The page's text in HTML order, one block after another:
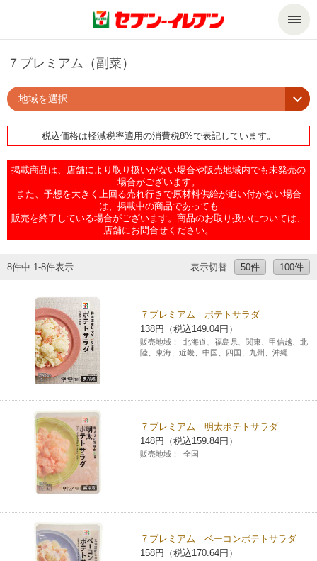
商品のご案内
商品のご案内トップ
今週の新商品
商品カテゴリ一覧
食の安全・安心への取組み
ギフト
プリペイドカード・金券
ニンテンドー・ダウンロードカード
セール・キャンペーン
サービス
nanacoトップ
マルチコピー機でできることトップ
コピー
プリント
スキャン
ファクス
チケット
プリペイドサービス
便利なサービス
宅配便
切手・はがき・印紙
セブン銀行ATM
ご利用可能なお支払い方法
各種料金のお支払い
スマホプリペイド
チケットサービス
セブンチケット
チケットぴあ
イープラス
CNプレイガイド
セブン‐イレブンでお受取り
タワーレコード
セブンネットショッピング
停電時のサービス停止のお知らせ
企業情報トップ
ニュースリリース
ごあいさつ
企業理念
会社概要
貸借対照表・損益計算書
売上高、店舗数推移
私たちの取組み
サステナビリティ
サステナビリティトップ
セブン＆アイ・ホールディングスの重点課題
サステナビリティ活動基本方針
サステナビリティ推進体制
GREEN CHALLENGE 2050
サステナビリティニュース
加盟店オーナー募集
店舗検索
ネットショッピング
お問い合わせ
Language
English (Services)
中文[繁體字](服務)
７プレミアム（副菜）
地域を選択
税込価格は軽減税率適用の消費税8%で表記しています。
掲載商品は、店舗により取り扱いがない場合や販売地域内でも未発売の
場合がございます。
また、予想を大きく上回る売れ行きで原材料供給が追い付かない場合
は、掲載中の商品であっても
販売を終了している場合がございます。商品のお取り扱いについては、
店舗にお問合せください。
8件中 1-8件表示 表示切替 50件 100件
７プレミアム ポテトサラダ
138円（税込149.04円）
販売地域：
北海道、福島県、関東、甲信越、北
陸、東海、近畿、中国、四国、九州、沖縄
７プレミアム 明太ポテトサラダ
148円（税込159.84円）
販売地域： 全国
７プレミアム ベーコンポテトサラダ
158円（税込170.64円）